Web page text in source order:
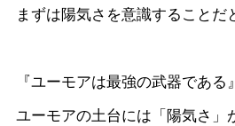
まずは陽気さを意識することだ
『ユーモアは最強の武器である
ユーモアの土台には「陽気さ」